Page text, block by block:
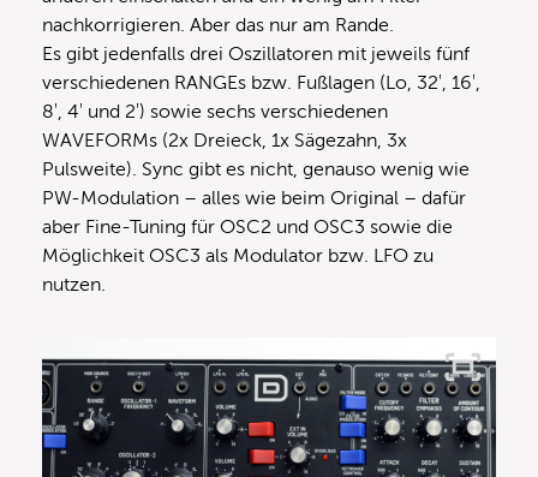
nachkorrigieren. Aber das nur am Rande.
Es gibt jedenfalls drei Oszillatoren mit jeweils fünf
verschiedenen RANGEs bzw. Fußlagen (Lo, 32′, 16′,
8′, 4′ und 2′) sowie sechs verschiedenen
WAVEFORMs (2x Dreieck, 1x Sägezahn, 3x
Pulsweite). Sync gibt es nicht, genauso wenig wie
PW-Modulation – alles wie beim Original – dafür
aber Fine-Tuning für OSC2 und OSC3 sowie die
Möglichkeit OSC3 als Modulator bzw. LFO zu
nutzen.